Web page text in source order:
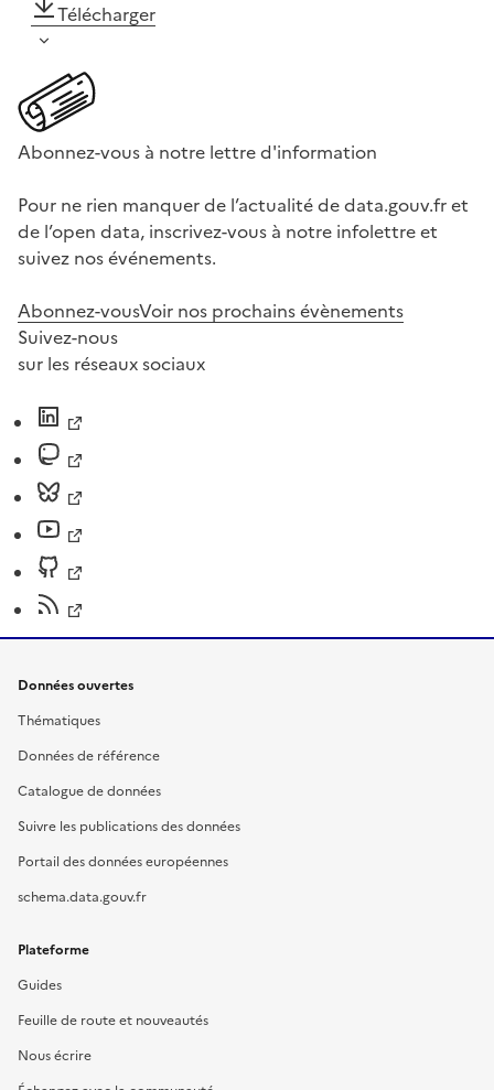
Télécharger
Abonnez-vous à notre lettre d'information
Pour ne rien manquer de l’actualité de data.gouv.fr et
de l’open data, inscrivez-vous à notre infolettre et
suivez nos événements.
Abonnez-vousVoir nos prochains évènements
Suivez-nous
sur les réseaux sociaux
Données ouvertes
Thématiques
Données de référence
Catalogue de données
Suivre les publications des données
Portail des données européennes
schema.data.gouv.fr
Plateforme
Guides
Feuille de route et nouveautés
Nous écrire